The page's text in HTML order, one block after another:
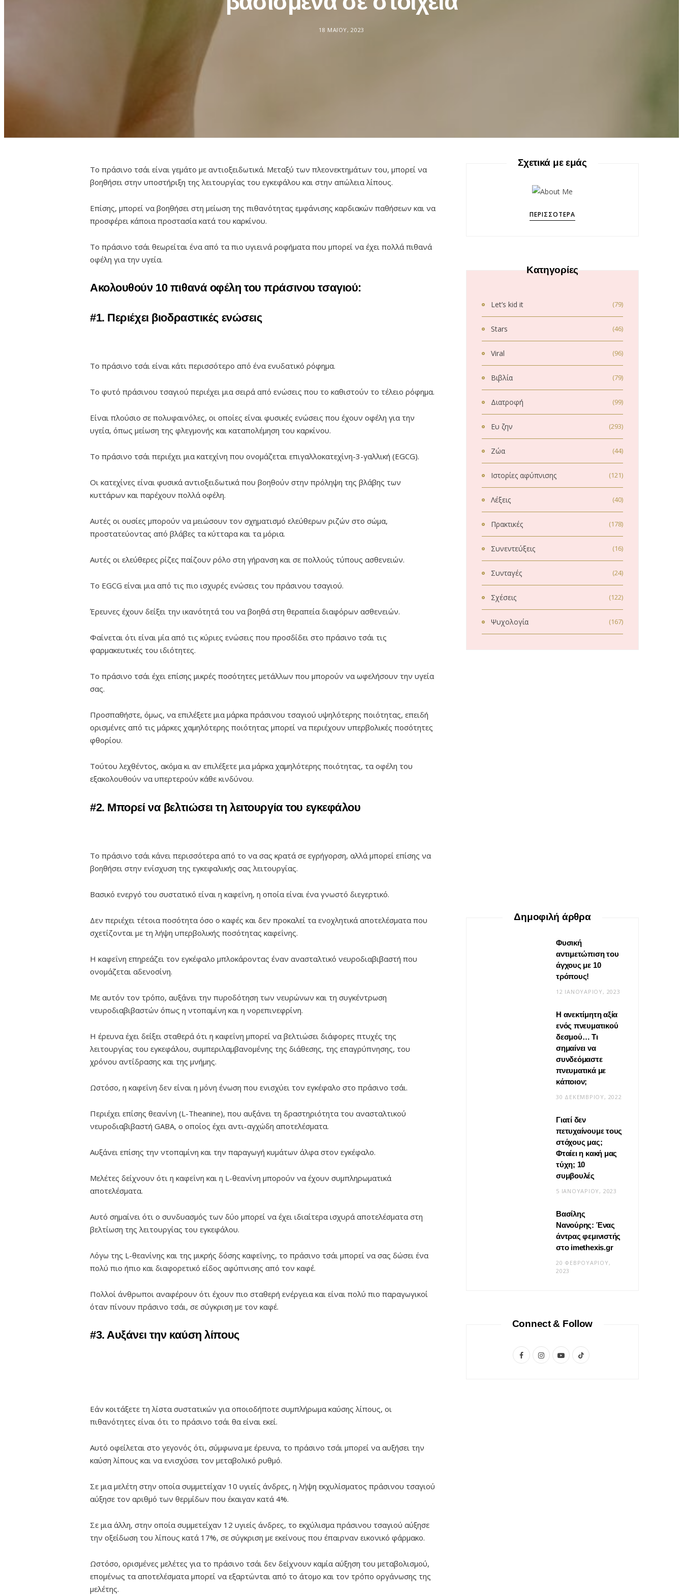
18 ΜΑΪ́ΟΥ, 2023
Το πράσινο τσάι είναι γεμάτο με αντιοξειδωτικά. Μεταξύ των πλεονεκτημάτων του, μπορεί να
βοηθήσει στην υποστήριξη της λειτουργίας του εγκεφάλου και στην απώλεια λίπους.
Επίσης, μπορεί να βοηθήσει στη μείωση της πιθανότητας εμφάνισης καρδιακών παθήσεων και να
προσφέρει κάποια προστασία κατά του καρκίνου.
Το πράσινο τσάι θεωρείται ένα από τα πιο υγιεινά ροφήματα που μπορεί να έχει πολλά πιθανά
οφέλη για την υγεία.
Ακολουθούν 10 πιθανά οφέλη του πράσινου τσαγιού:
#1. Περιέχει βιοδραστικές ενώσεις
Το πράσινο τσάι είναι κάτι περισσότερο από ένα ενυδατικό ρόφημα.
Το φυτό πράσινου τσαγιού περιέχει μια σειρά από ενώσεις που το καθιστούν το τέλειο ρόφημα.
Είναι πλούσιο σε πολυφαινόλες, οι οποίες είναι φυσικές ενώσεις που έχουν οφέλη για την
υγεία, όπως μείωση της φλεγμονής και καταπολέμηση του καρκίνου.
Το πράσινο τσάι περιέχει μια κατεχίνη που ονομάζεται επιγαλλοκατεχίνη-3-γαλλική (EGCG).
Οι κατεχίνες είναι φυσικά αντιοξειδωτικά που βοηθούν στην πρόληψη της βλάβης των
κυττάρων και παρέχουν πολλά οφέλη.
Αυτές οι ουσίες μπορούν να μειώσουν τον σχηματισμό ελεύθερων ριζών στο σώμα,
προστατεύοντας από βλάβες τα κύτταρα και τα μόρια.
Αυτές οι ελεύθερες ρίζες παίζουν ρόλο στη γήρανση και σε πολλούς τύπους ασθενειών.
Το EGCG είναι μια από τις πιο ισχυρές ενώσεις του πράσινου τσαγιού.
Έρευνες έχουν δείξει την ικανότητά του να βοηθά στη θεραπεία διαφόρων ασθενειών.
Φαίνεται ότι είναι μία από τις κύριες ενώσεις που προσδίδει στο πράσινο τσάι τις
φαρμακευτικές του ιδιότητες.
Το πράσινο τσάι έχει επίσης μικρές ποσότητες μετάλλων που μπορούν να ωφελήσουν την υγεία
σας.
Προσπαθήστε, όμως, να επιλέξετε μια μάρκα πράσινου τσαγιού υψηλότερης ποιότητας, επειδή
ορισμένες από τις μάρκες χαμηλότερης ποιότητας μπορεί να περιέχουν υπερβολικές ποσότητες
φθορίου.
Τούτου λεχθέντος, ακόμα κι αν επιλέξετε μια μάρκα χαμηλότερης ποιότητας, τα οφέλη του
εξακολουθούν να υπερτερούν κάθε κινδύνου.
#2. Μπορεί να βελτιώσει τη λειτουργία του εγκεφάλου
Το πράσινο τσάι κάνει περισσότερα από το να σας κρατά σε εγρήγορση, αλλά μπορεί επίσης να
βοηθήσει στην ενίσχυση της εγκεφαλικής σας λειτουργίας.
Βασικό ενεργό του συστατικό είναι η καφεΐνη, η οποία είναι ένα γνωστό διεγερτικό.
Δεν περιέχει τέτοια ποσότητα όσο ο καφές και δεν προκαλεί τα ενοχλητικά αποτελέσματα που
σχετίζονται με τη λήψη υπερβολικής ποσότητας καφεΐνης.
Η καφεΐνη επηρεάζει τον εγκέφαλο μπλοκάροντας έναν ανασταλτικό νευροδιαβιβαστή που
ονομάζεται αδενοσίνη.
Με αυτόν τον τρόπο, αυξάνει την πυροδότηση των νευρώνων και τη συγκέντρωση
νευροδιαβιβαστών όπως η ντοπαμίνη και η νορεπινεφρίνη.
Η έρευνα έχει δείξει σταθερά ότι η καφεΐνη μπορεί να βελτιώσει διάφορες πτυχές της
λειτουργίας του εγκεφάλου, συμπεριλαμβανομένης της διάθεσης, της επαγρύπνησης, του
χρόνου αντίδρασης και της μνήμης.
Ωστόσο, η καφεΐνη δεν είναι η μόνη ένωση που ενισχύει τον εγκέφαλο στο πράσινο τσάι.
Περιέχει επίσης θεανίνη (L-Theanine), που αυξάνει τη δραστηριότητα του ανασταλτικού
νευροδιαβιβαστή GABA, ο οποίος έχει αντι-αγχώδη αποτελέσματα.
Αυξάνει επίσης την ντοπαμίνη και την παραγωγή κυμάτων άλφα στον εγκέφαλο.
Μελέτες δείχνουν ότι η καφεΐνη και η L-θεανίνη μπορούν να έχουν συμπληρωματικά
αποτελέσματα.
Αυτό σημαίνει ότι ο συνδυασμός των δύο μπορεί να έχει ιδιαίτερα ισχυρά αποτελέσματα στη
βελτίωση της λειτουργίας του εγκεφάλου.
Λόγω της L-θεανίνης και της μικρής δόσης καφεΐνης, το πράσινο τσάι μπορεί να σας δώσει ένα
πολύ πιο ήπιο και διαφορετικό είδος αφύπνισης από τον καφέ.
Πολλοί άνθρωποι αναφέρουν ότι έχουν πιο σταθερή ενέργεια και είναι πολύ πιο παραγωγικοί
όταν πίνουν πράσινο τσάι, σε σύγκριση με τον καφέ.
#3. Αυξάνει την καύση λίπους
Εάν κοιτάξετε τη λίστα συστατικών για οποιοδήποτε συμπλήρωμα καύσης λίπους, οι
πιθανότητες είναι ότι το πράσινο τσάι θα είναι εκεί.
Αυτό οφείλεται στο γεγονός ότι, σύμφωνα με έρευνα, το πράσινο τσάι μπορεί να αυξήσει την
καύση λίπους και να ενισχύσει τον μεταβολικό ρυθμό.
Σε μια μελέτη στην οποία συμμετείχαν 10 υγιείς άνδρες, η λήψη εκχυλίσματος πράσινου τσαγιού
αύξησε τον αριθμό των θερμίδων που έκαιγαν κατά 4%.
Σε μια άλλη, στην οποία συμμετείχαν 12 υγιείς άνδρες, το εκχύλισμα πράσινου τσαγιού αύξησε
την οξείδωση του λίπους κατά 17%, σε σύγκριση με εκείνους που έπαιρναν εικονικό φάρμακο.
Ωστόσο, ορισμένες μελέτες για το πράσινο τσάι δεν δείχνουν καμία αύξηση του μεταβολισμού,
επομένως τα αποτελέσματα μπορεί να εξαρτώνται από το άτομο και τον τρόπο οργάνωσης της
μελέτης.
Σχετικά με εμάς
ΠΕΡΙΣΣΌΤΕΡΑ
Κατηγορίες
Let’s kid it (79)
Stars (46)
Viral (96)
Βιβλία (79)
Διατροφή (99)
Ευ ζην (293)
Ζώα (44)
Ιστορίες αφύπνισης (121)
Λέξεις (40)
Πρακτικές (178)
Συνεντεύξεις (16)
Συνταγές (24)
Σχέσεις (122)
Ψυχολογία (167)
Βίντεο: Μεταμόρφωσε το
φουλάρι σου σε κιμονό
20 ΜΑΪ́ΟΥ, 2026
ΣΧΈΣΕΙΣ
Η φροντίδα δεν είναι «δώσ’ το
Δημοφιλή άρθρα
Φυσική
αντιμετώπιση του
άγχους με 10
τρόπους!
12 ΙΑΝΟΥΑΡΊΟΥ, 2023
Η ανεκτίμητη αξία
ενός πνευματικού
δεσμού… Τι
σημαίνει να
συνδεόμαστε
πνευματικά με
κάποιον;
30 ΔΕΚΕΜΒΡΊΟΥ, 2022
Γιατί δεν
πετυχαίνουμε τους
στόχους μας;
Φταίει η κακή μας
τύχη; 10
συμβουλές
5 ΙΑΝΟΥΑΡΊΟΥ, 2023
Βασίλης
Νανούρης: Ένας
άντρας φεμινιστής
στο imethexis.gr
20 ΦΕΒΡΟΥΑΡΊΟΥ,
2023
Connect & Follow
F
I
Y
T